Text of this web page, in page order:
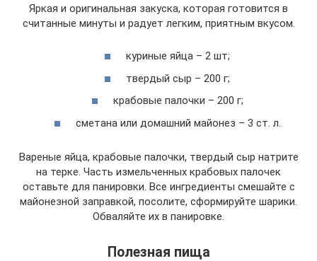
Яркая и оригинальная закуска, которая готовится в
считанные минуты и радует легким, приятным вкусом.
куриные яйца – 2 шт;
твердый сыр – 200 г;
крабовые палочки – 200 г;
сметана или домашний майонез – 3 ст. л.
Вареные яйца, крабовые палочки, твердый сыр натрите
на терке. Часть измельченных крабовых палочек
оставьте для панировки. Все ингредиенты смешайте с
майонезной заправкой, посолите, сформируйте шарики.
Обваляйте их в панировке.
Полезная пища